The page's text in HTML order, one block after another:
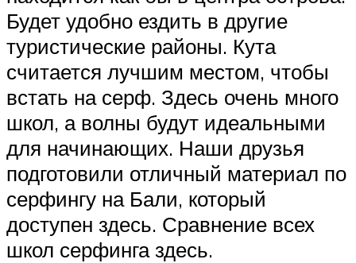
Будет удобно ездить в другие
туристические районы. Кута
считается лучшим местом, чтобы
встать на серф. Здесь очень много
школ, а волны будут идеальными
для начинающих. Наши друзья
подготовили отличный материал по
серфингу на Бали, который
доступен здесь. Сравнение всех
школ серфинга здесь.